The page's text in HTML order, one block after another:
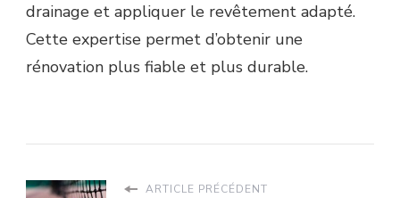
drainage et appliquer le revêtement adapté.
Cette expertise permet d’obtenir une
rénovation plus fiable et plus durable.
ARTICLE PRÉCÉDENT